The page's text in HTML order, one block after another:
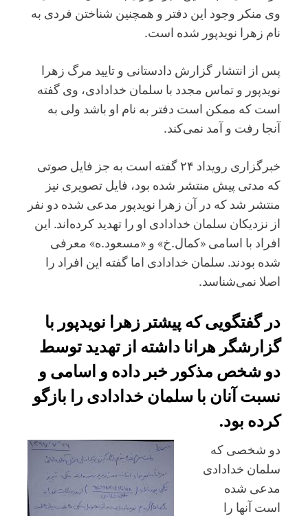
وی منکر وجود این دفتر و همچنین شناختن فردی به
نام زهرا نویدپور شده است.
پس از انتشار گزارش دادستانی و تایید مرگ زهرا
نویدپور و تماس مجدد با سلمان خدادادی، وی گفته
است که ممکن است دفتر به نام او باشد ولی به
آنجا رفت و آمد نمی‌کند.
خبرگزاری رویداد ۲۴ گفته است به جز فایل صوتی
که مدتی پیش منتشر شده بود، فایل تصویری نیز
منتشر شد که در آن زهرا نویدپور مدعی شده دو نفر
از نزدیکان سلمان خدادادی او را تهدید کرده‌اند. این
افراد با اسامی «کمال.خ» و «مسعود.ه» معرفی
شده بودند. سلمان خدادادی اما گفته این افراد را
اصلا نمی‌شناسد.
در گفتگویی که پیشتر زهرا نویدپور با
گزارشگر هرانا داشته از تهدید توسط
دو شخص مذکور خبر داده و اسامی و
نسبت آنان با سلمان خدادادی را بازگو
کرده بود.
دو شخصی که
سلمان خدادادی
مدعی شده
است آنها را